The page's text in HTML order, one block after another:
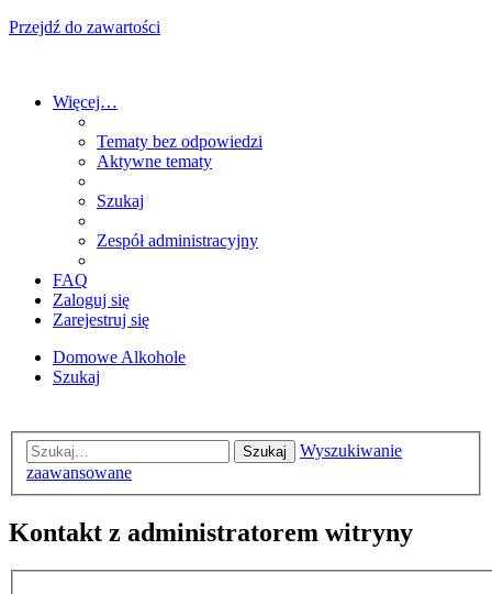
Przejdź do zawartości
Więcej…
Tematy bez odpowiedzi
Aktywne tematy
Szukaj
Zespół administracyjny
FAQ
Zaloguj się
Zarejestruj się
Domowe Alkohole
Szukaj
Szukaj
Wyszukiwanie
zaawansowane
Kontakt z administratorem witryny